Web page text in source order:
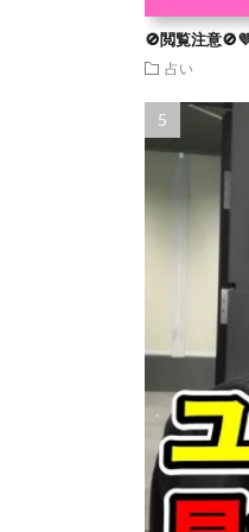
🚫閲覧注意
占い